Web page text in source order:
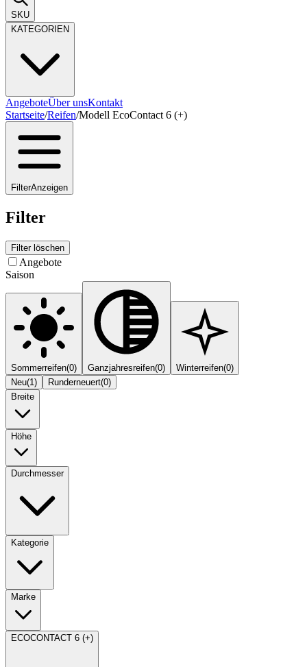
SKU
KATEGORIEN
AngeboteÜber unsKontakt
Startseite/Reifen/Modell EcoContact 6 (+)
FilterAnzeigen
Filter
Filter löschen
Angebote
Saison
Sommerreifen(0) Ganzjahresreifen(0) Winterreifen(0)
Neu(1) Runderneuert(0)
Breite
Höhe
Durchmesser
Kategorie
Marke
ECOCONTACT 6 (+)